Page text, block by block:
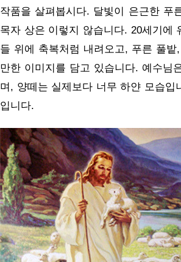
작품을 살펴봅시다. 달빛이 은근한 푸
목자 상은 이렇지 않습니다. 20세기에
들 위에 축복처럼 내려오고, 푸른 풀
만한 이미지를 담고 있습니다. 예수님
며, 양떼는 실제보다 너무 하얀 모습
입니다.